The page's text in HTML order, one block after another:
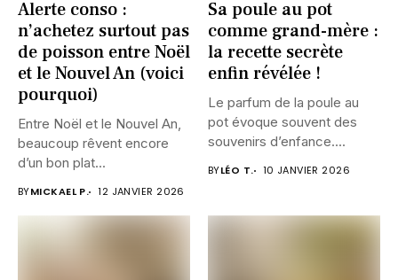
Alerte conso :
n’achetez surtout pas
de poisson entre Noël
et le Nouvel An (voici
pourquoi)
Entre Noël et le Nouvel An,
beaucoup rêvent encore
d’un bon plat...
BYMICKAEL P. 12 JANVIER 2026
Sa poule au pot
comme grand-mère :
la recette secrète
enfin révélée !
Le parfum de la poule au
pot évoque souvent des
souvenirs d’enfance....
BYLÉO T. 10 JANVIER 2026